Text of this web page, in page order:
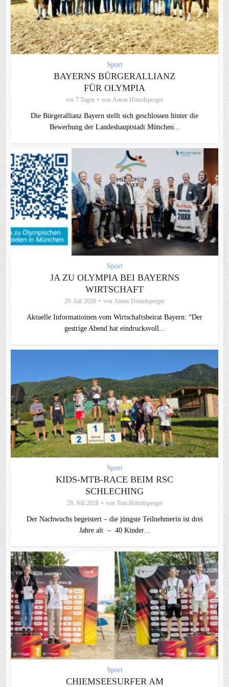
Sport
BAYERNS BÜRGERALLIANZ
FÜR OLYMPIA
vor 7 Tagen von Anton Hötzelsperger
Die Bürgerallianz Bayern stellt sich geschlossen hinter die
Bewerbung der Landeshauptstadt München...
Sport
JA ZU OLYMPIA BEI BAYERNS
WIRTSCHAFT
29. Juli 2026 von Anton Hötzelsperger
Aktuelle Informatioinen vom Wirtschaftsbeirat Bayern: “Der
gestrige Abend hat eindrucksvoll...
Sport
KIDS-MTB-RACE BEIM RSC
SCHLECHING
28. Juli 2026 von Toni Hötzelsperger
Der Nachwuchs begeistert – die jüngste Teilnehmerin ist drei
Jahre alt – 40 Kinder...
Sport
CHIEMSEESURFER AM